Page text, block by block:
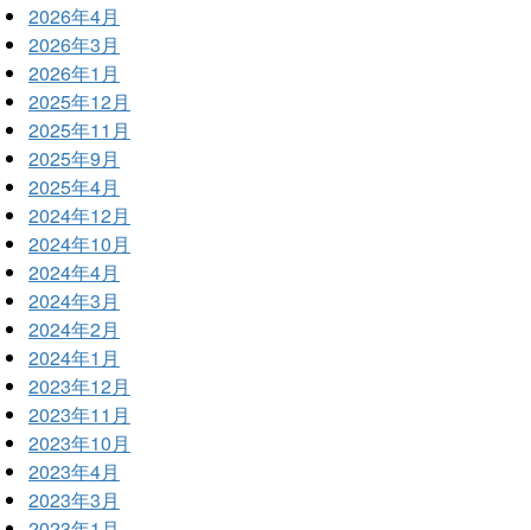
2026年4月
2026年3月
2026年1月
2025年12月
2025年11月
2025年9月
2025年4月
2024年12月
2024年10月
2024年4月
2024年3月
2024年2月
2024年1月
2023年12月
2023年11月
2023年10月
2023年4月
2023年3月